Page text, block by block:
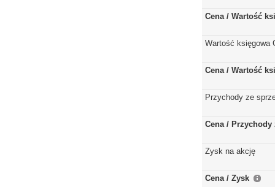
Cena / Wartość
Wartość księgowa
Cena / Wartość
Przychody ze
Cena / Przychody
Zysk na akcję
Cena / Zysk